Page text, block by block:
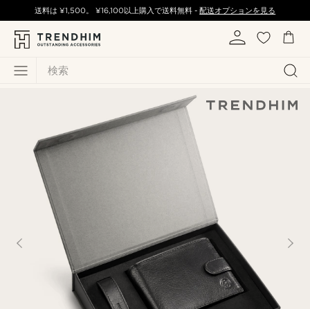
検索
送料は ¥1,500。 ¥16,100以上購入で送料無料 -配送オプションを見る